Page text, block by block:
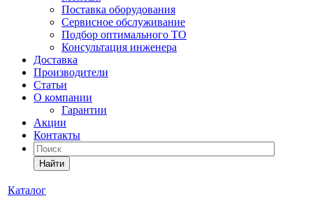
Поставка оборудования
Сервисное обслуживание
Подбор оптимального ТО
Консультация инженера
Доставка
Производители
Статьи
О компании
Гарантии
Акции
Контакты
Найти
Каталог